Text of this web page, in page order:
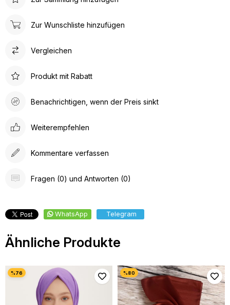
Zur Wunschliste hinzufügen
Vergleichen
Produkt mit Rabatt
Benachrichtigen, wenn der Preis sinkt
Weiterempfehlen
Kommentare verfassen
Fragen (0) und Antworten (0)
WhatsApp Telegram
Ähnliche Produkte